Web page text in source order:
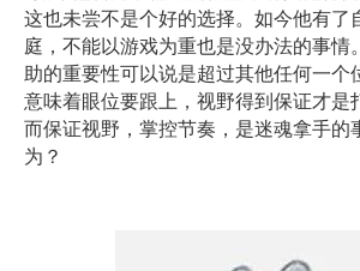
这也未尝不是个好的选择。如今他有了
庭，不能以游戏为重也是没办法的事情
助的重要性可以说是超过其他任何一个
意味着眼位要跟上，视野得到保证才是
而保证视野，掌控节奏，是迷魂拿手的
为？